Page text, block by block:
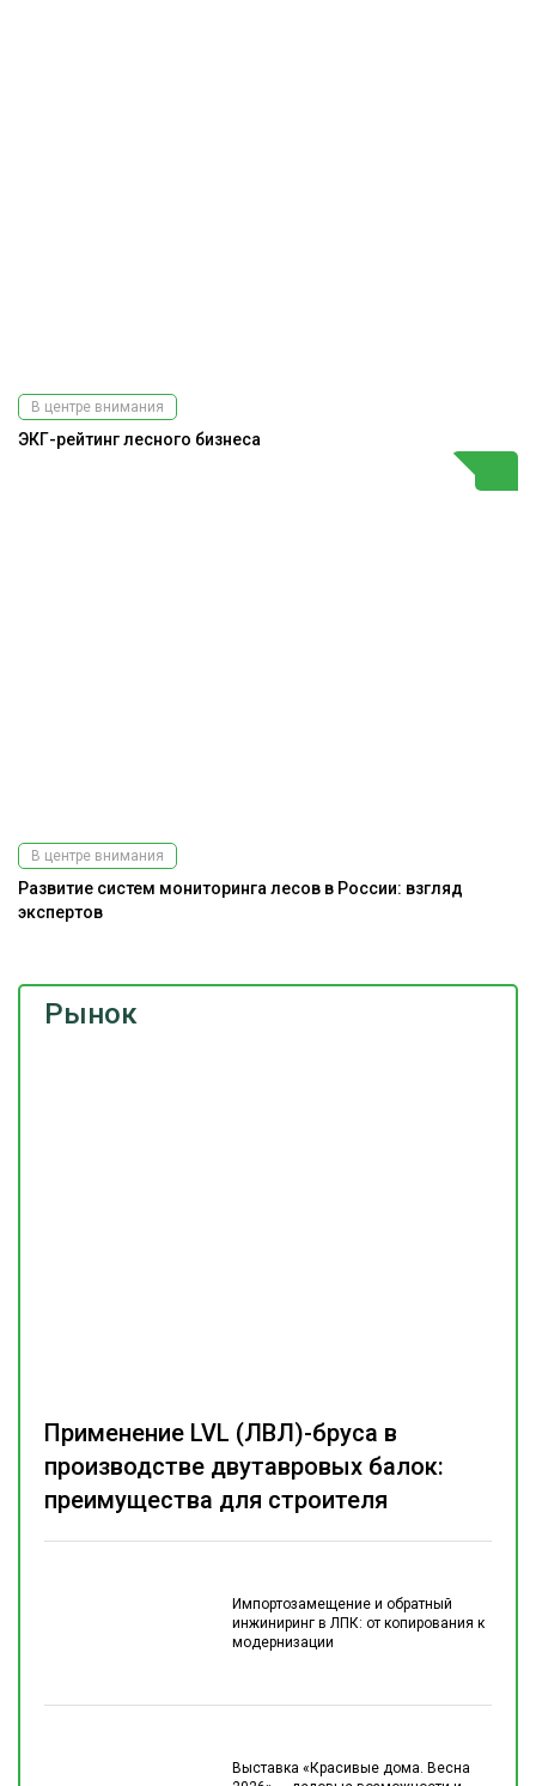
Рынок
Импортозамещение и обратный
инжиниринг в ЛПК: от копирования к
модернизации
Выставка «Красивые дома. Весна
Применение LVL (ЛВЛ)-бруса в
производстве двутавровых балок:
преимущества для строителя
В центре внимания
ЭКГ-рейтинг лесного бизнеса
В центре внимания
Развитие систем мониторинга лесов в России: взгляд
экспертов